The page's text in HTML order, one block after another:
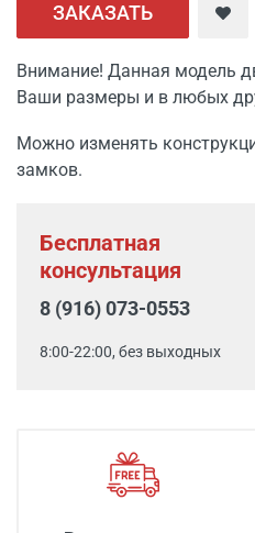
ЗАКАЗАТЬ
Внимание! Данная модель
Ваши размеры и в любых
Можно изменять
замков.
Бесплатная
консультация
8 (916) 073-0553
8:00-22:00, без выходных